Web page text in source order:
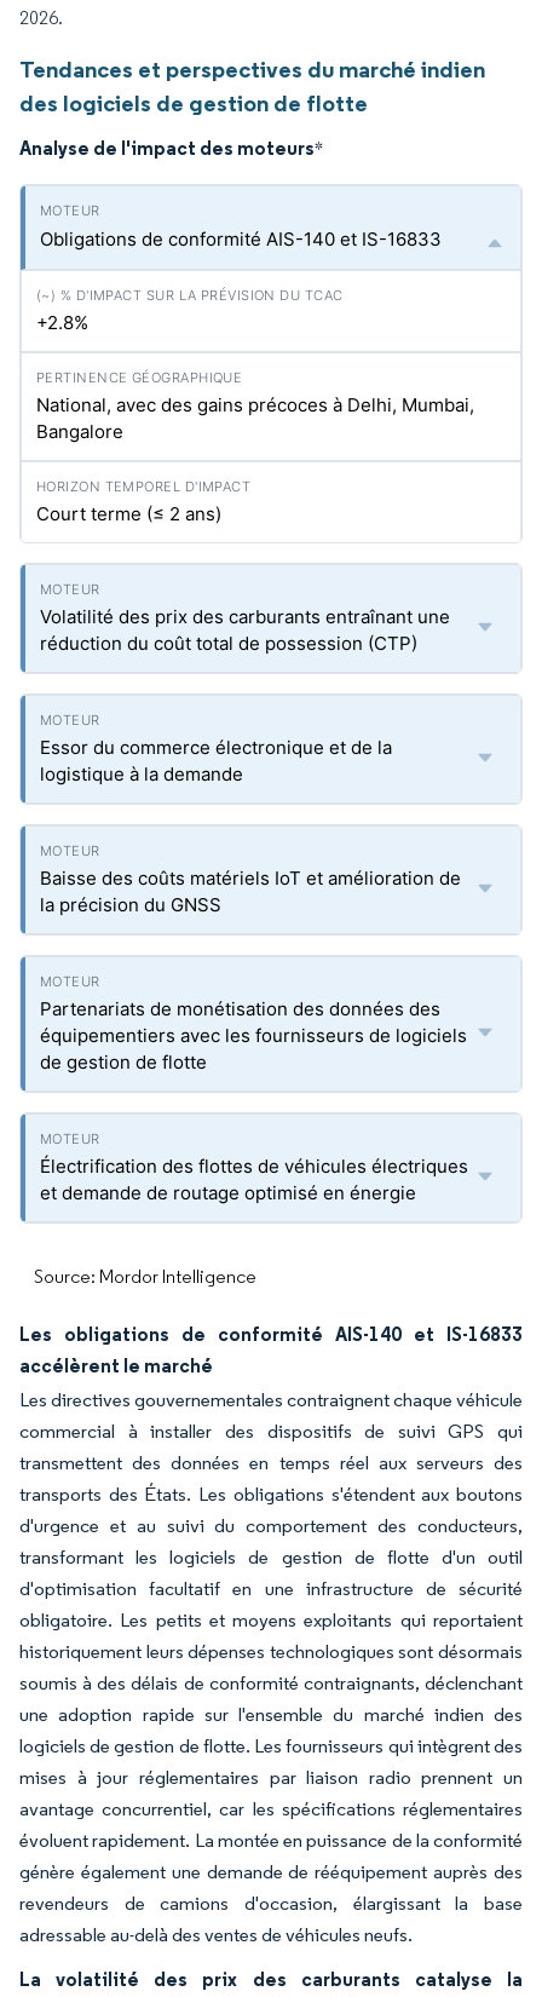
2026.
Tendances et perspectives du marché indien
des logiciels de gestion de flotte
Analyse de l'impact des moteurs*
Obligations de conformité AIS-140 et IS-16833
+2.8%
National, avec des gains précoces à Delhi, Mumbai,
Bangalore
Court terme (≤ 2 ans)
Volatilité des prix des carburants entraînant une
réduction du coût total de possession (CTP)
Essor du commerce électronique et de la
logistique à la demande
Baisse des coûts matériels IoT et amélioration de
la précision du GNSS
Partenariats de monétisation des données des
équipementiers avec les fournisseurs de logiciels
de gestion de flotte
Électrification des flottes de véhicules électriques
et demande de routage optimisé en énergie
Source: Mordor Intelligence
Les obligations de conformité AIS-140 et IS-16833
accélèrent le marché
Les directives gouvernementales contraignent chaque véhicule
commercial à installer des dispositifs de suivi GPS qui
transmettent des données en temps réel aux serveurs des
transports des États. Les obligations s'étendent aux boutons
d'urgence et au suivi du comportement des conducteurs,
transformant les logiciels de gestion de flotte d'un outil
d'optimisation facultatif en une infrastructure de sécurité
obligatoire. Les petits et moyens exploitants qui reportaient
historiquement leurs dépenses technologiques sont désormais
soumis à des délais de conformité contraignants, déclenchant
une adoption rapide sur l'ensemble du marché indien des
logiciels de gestion de flotte. Les fournisseurs qui intègrent des
mises à jour réglementaires par liaison radio prennent un
avantage concurrentiel, car les spécifications réglementaires
évoluent rapidement. La montée en puissance de la conformité
génère également une demande de rééquipement auprès des
revendeurs de camions d'occasion, élargissant la base
adressable au-delà des ventes de véhicules neufs.
La volatilité des prix des carburants catalyse la